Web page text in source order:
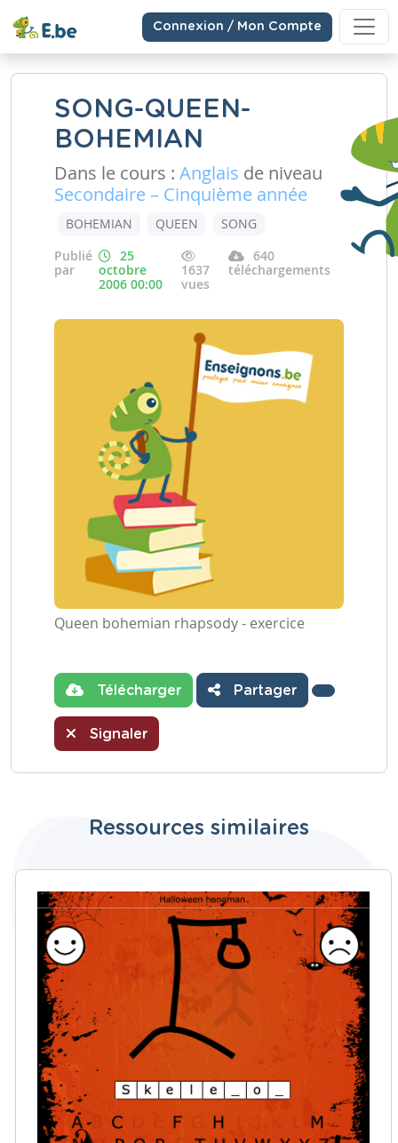
Connexion / Mon Compte
SONG-QUEEN-
BOHEMIAN
Dans le cours : Anglais de niveau
Secondaire – Cinquième année
BOHEMIAN QUEEN
SONG
Publié
par
25
octobre
2006 00:00
1637
vues
640
téléchargements
Queen bohemian rhapsody - exercice
Télécharger Partager
Signaler
Ressources similaires